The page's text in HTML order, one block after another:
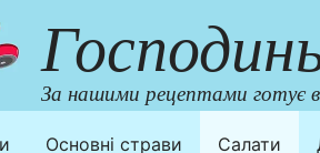
За нашими рецептами готує
Основні страви Салати